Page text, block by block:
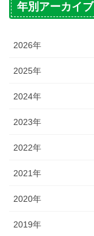
年別アーカイブ
2026年
2025年
2024年
2023年
2022年
2021年
2020年
2019年